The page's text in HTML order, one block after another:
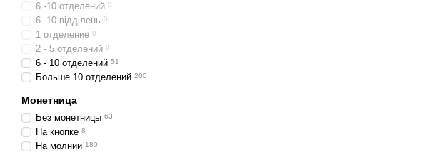
6 -10 отделений 0
6 -10 відділень 0
1 отделение 0
2 - 5 отделений 0
6 - 10 отделений 51
Больше 10 отделений 200
Монетница
Без монетницы 63
На кнопке 8
На молнии 180